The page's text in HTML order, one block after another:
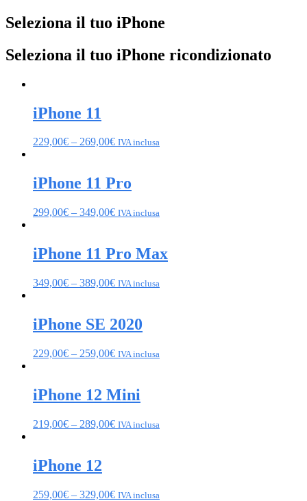
Seleziona il tuo iPhone
Seleziona il tuo iPhone ricondizionato
iPhone 11
229,00€ – 269,00€ IVA inclusa
iPhone 11 Pro
299,00€ – 349,00€ IVA inclusa
iPhone 11 Pro Max
349,00€ – 389,00€ IVA inclusa
iPhone SE 2020
229,00€ – 259,00€ IVA inclusa
iPhone 12 Mini
219,00€ – 289,00€ IVA inclusa
iPhone 12
259,00€ – 329,00€ IVA inclusa